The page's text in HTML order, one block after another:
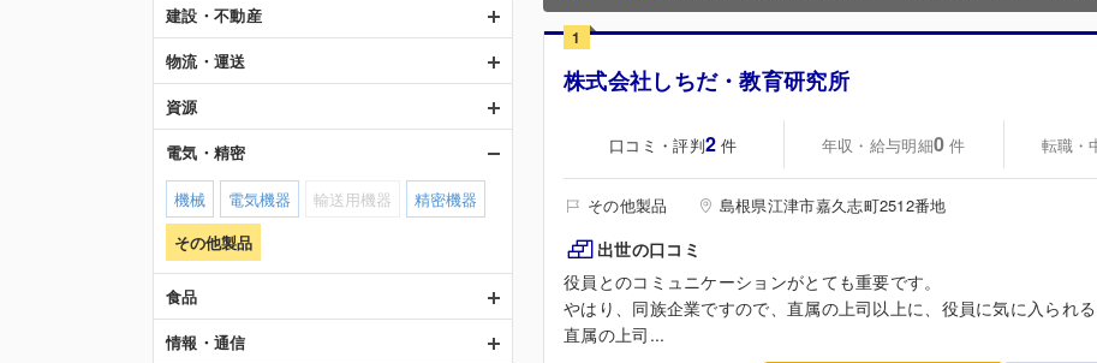
1
株式会社しちだ・教育研究所
口コミ・評判2 件 年収・給与明細0 件 転職・
その他製品 島根県江津市嘉久志町2512番地
出世の口コミ
役員とのコミュニケーションがとても重要です。
やはり、同族企業ですので、直属の上司以上に、役員に気に入られる
直属の上司...
建設・不動産
物流・運送
資源
電気・精密
機械 電気機器 輸送用機器
精密機器
その他製品
食品
情報・通信